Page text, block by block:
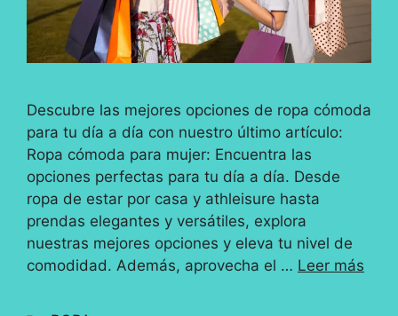
Descubre las mejores opciones de ropa cómoda
para tu día a día con nuestro último artículo:
Ropa cómoda para mujer: Encuentra las
opciones perfectas para tu día a día. Desde
ropa de estar por casa y athleisure hasta
prendas elegantes y versátiles, explora
nuestras mejores opciones y eleva tu nivel de
comodidad. Además, aprovecha el … Leer más